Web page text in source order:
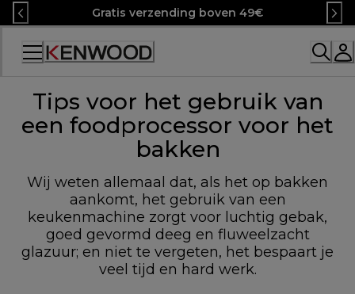
Skip
to
Content
Gratis verzending boven 49€
Tips voor het gebruik van
een foodprocessor voor het
bakken
Wij weten allemaal dat, als het op bakken
aankomt, het gebruik van een
keukenmachine zorgt voor luchtig gebak,
goed gevormd deeg en fluweelzacht
glazuur; en niet te vergeten, het bespaart je
veel tijd en hard werk.